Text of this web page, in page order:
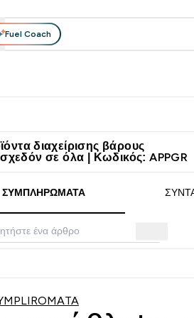
Fuel Coach
διαχείρισης βάρους
σε όλα | Κωδικός: APPGR
ΣΥΜΠΛΗΡΏΜΑΤΑ